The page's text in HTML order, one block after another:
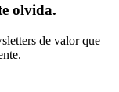
olvida.
de valor que